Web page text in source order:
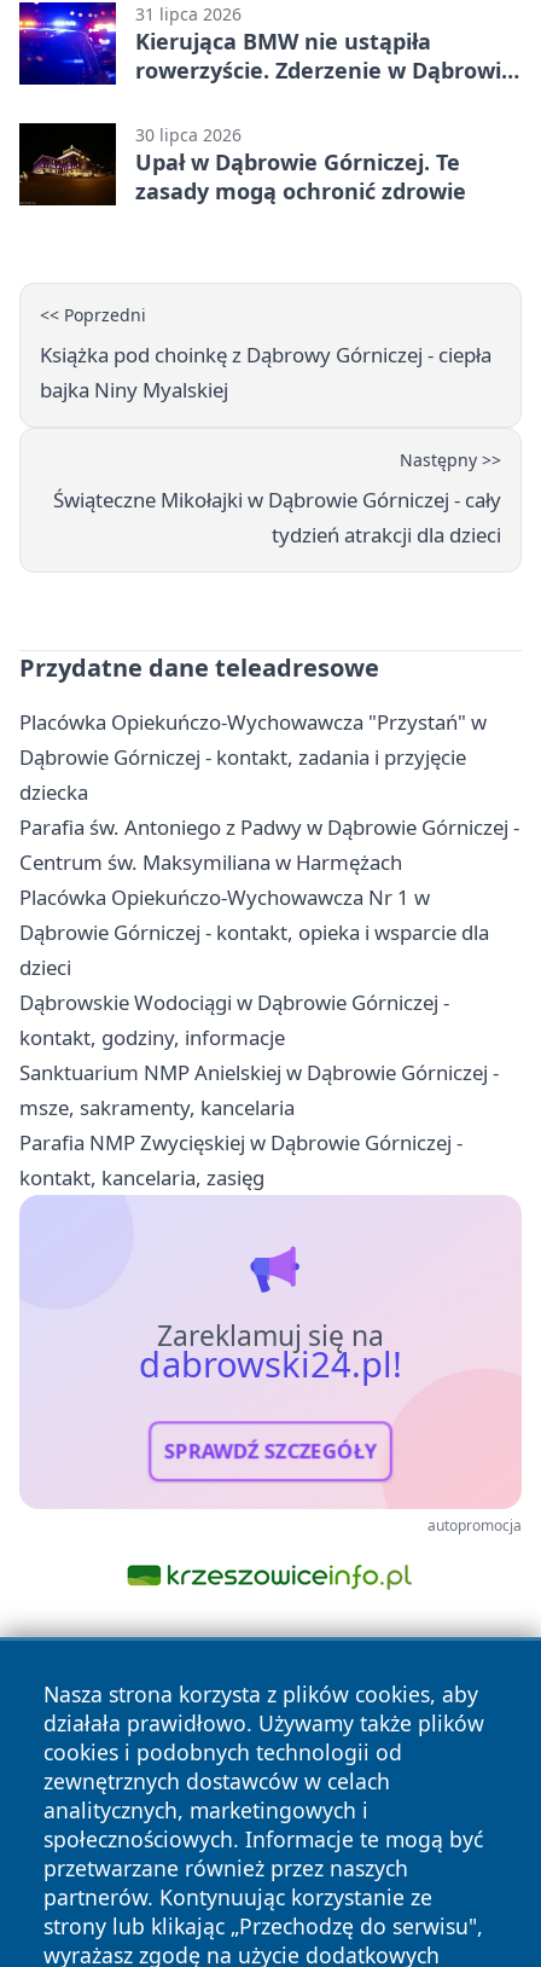
31 lipca 2026
Kierująca BMW nie ustąpiła
rowerzyście. Zderzenie w Dąbrowie
30 lipca 2026
Upał w Dąbrowie Górniczej. Te
zasady mogą ochronić zdrowie
<< Poprzedni
Książka pod choinkę z Dąbrowy Górniczej - ciepła
bajka Niny Myalskiej
Następny >>
Świąteczne Mikołajki w Dąbrowie Górniczej - cały
tydzień atrakcji dla dzieci
Przydatne dane teleadresowe
Placówka Opiekuńczo-Wychowawcza "Przystań" w
Dąbrowie Górniczej - kontakt, zadania i przyjęcie
dziecka
Parafia św. Antoniego z Padwy w Dąbrowie Górniczej -
Centrum św. Maksymiliana w Harmężach
Placówka Opiekuńczo-Wychowawcza Nr 1 w
Dąbrowie Górniczej - kontakt, opieka i wsparcie dla
dzieci
Dąbrowskie Wodociągi w Dąbrowie Górniczej -
kontakt, godziny, informacje
Sanktuarium NMP Anielskiej w Dąbrowie Górniczej -
msze, sakramenty, kancelaria
Parafia NMP Zwycięskiej w Dąbrowie Górniczej -
kontakt, kancelaria, zasięg
Zareklamuj się na
dabrowski24.pl!
SPRAWDŹ SZCZEGÓŁY
autopromocja
Nasza strona korzysta z plików cookies, aby
działała prawidłowo. Używamy także plików
cookies i podobnych technologii od
zewnętrznych dostawców w celach
analitycznych, marketingowych i
społecznościowych. Informacje te mogą być
przetwarzane również przez naszych
partnerów. Kontynuując korzystanie ze
strony lub klikając „Przechodzę do serwisu",
wyrażasz zgodę na użycie dodatkowych
Copyright © 2026 dabrowski24.pl Wszystkie prawa
zastrzeżone.
News Autorzy
Polityka
Prywatności
Polityka
Cookies